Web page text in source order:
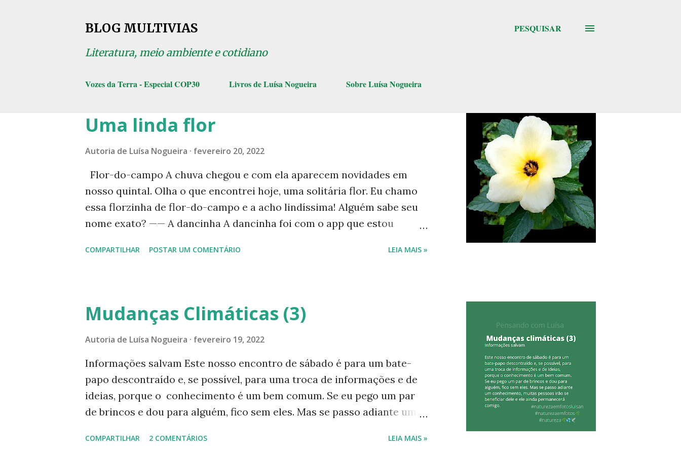
BLOG MULTIVIAS
Literatura, meio ambiente e cotidiano
PESQUISAR
Vozes da Terra - Especial COP30 Livros de Luísa Nogueira Sobre Luísa Nogueira
Uma linda flor
Autoria de Luísa Nogueira fevereiro 20, 2022
Flor-do-campo A chuva chegou e com ela aparecem novidades em
nosso quintal. Olha o que encontrei hoje, uma solitária flor. Eu chamo
essa florzinha de flor-do-campo e a acho lindíssima! Alguém sabe seu
nome exato? —— A dancinha A dancinha foi com o app que estou
Facebook, onde também publiquei este post, a amiga Estela Siqueira fez
Linda!” Então está aí o nome da flor. Uma outra amiga disse que é uma
planta usada como anti-inflamatório. Fui pesquisar e encontrei vários
sites falando sobre a chanana. Selecionei informações da Casa Vogue
Confira: 1- “ Como cultivar chanana, planta medicinal, comestível e fácil
de ter em casa” “ Também conhecida como damiana, flor-do-guarujá
ou bom-dia, espécie tem propriedades antibact...
COMPARTILHAR POSTAR UM COMENTÁRIO LEIA MAIS »
Mudanças Climáticas (3)
Autoria de Luísa Nogueira fevereiro 19, 2022
Informações salvam Este nosso encontro de sábado é para um bate-
papo descontraído e, se possível, para uma troca de informações e de
ideias, porque o conhecimento é um bem comum. Se eu pego um par
de brincos e dou para alguém, fico sem eles. Mas se passo adiante um
permanecerá comigo. Estamos tentando mostrar dados recentes,
COMPARTILHAR 2 COMENTÁRIOS LEIA MAIS »